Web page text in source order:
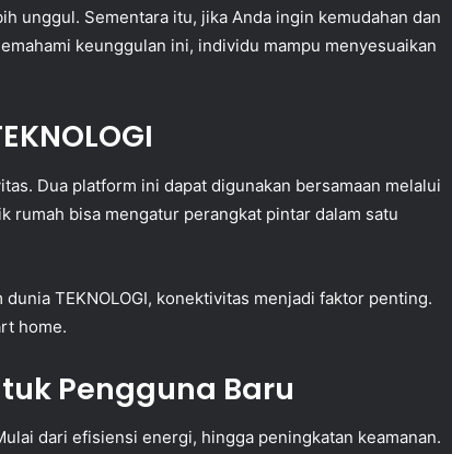
unggul. Sementara itu, jika Anda ingin kemudahan dan
keunggulan ini, individu mampu menyesuaikan
Dua platform ini dapat digunakan bersamaan melalui
bisa mengatur perangkat pintar dalam satu
TEKNOLOGI, konektivitas menjadi faktor penting.
home.
Pengguna Baru
dari efisiensi energi, hingga peningkatan keamanan.